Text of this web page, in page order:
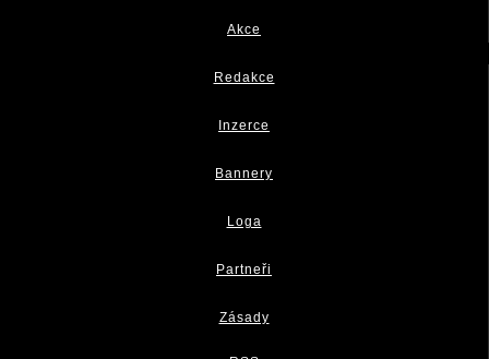
Akce
Redakce
Inzerce
Bannery
Loga
Partneři
Zásady